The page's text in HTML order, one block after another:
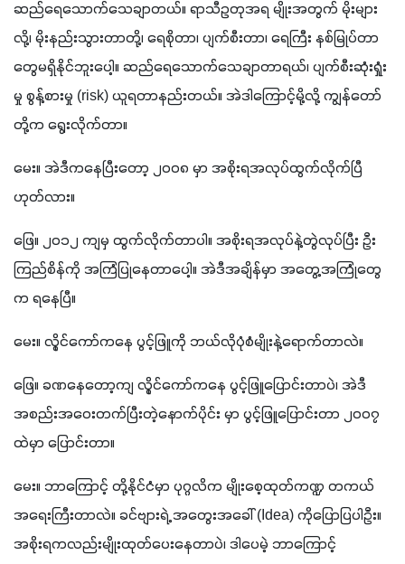
ဆည်ရေသောက်သေချာတယ်။ ရာသီဥတုအရ မျိုးအတွက် မိုးများ
လို့၊ မိုးနည်းသွားတာတို့၊ ရေစိုတာ၊ ပျက်စီးတာ၊ ရေကြီး နစ်မြုပ်တာ
တွေမရှိနိုင်ဘူးပေါ့။ ဆည်ရေသောက်သေချာတာရယ်၊ ပျက်စီးဆုံးရှုံး
မှု စွန့်စားမှု (risk) ယူရတာနည်းတယ်။ အဲဒါကြောင့်မို့လို့ ကျွန်တော်
တို့က ရွေးလိုက်တာ။
မေး။ အဲဒီကနေပြီးတော့ ၂၀၀၈ မှာ အစိုးရအလုပ်ထွက်လိုက်ပြီ
ဟုတ်လား။
ဖြေ။ ၂၀၁၂ ကျမှ ထွက်လိုက်တာပါ။ အစိုးရအလုပ်နဲ့တွဲလုပ်ပြီး ဦး
ကြည်စိန်ကို အကြံပြုနေတာပေါ့။ အဲဒီအချိန်မှာ အတွေ့အကြုံတွေ
က ရနေပြီ။
မေး။ လွိုင်ကော်ကနေ ပွင့်ဖြူကို ဘယ်လိုပုံစံမျိုးနဲ့ရောက်တာလဲ။
ဖြေ။ ခဏနေတော့ကျ လွိုင်ကော်ကနေ ပွင့်ဖြူပြောင်းတာပဲ၊ အဲဒီ
အစည်းအဝေးတက်ပြီးတဲ့နောက်ပိုင်း မှာ ပွင့်ဖြူပြောင်းတာ ၂၀၀၇
ထဲမှာ ပြောင်းတာ။
မေး။ ဘာကြောင့် တို့နိုင်ငံမှာ ပုဂ္ဂလိက မျိုးစေ့ထုတ်ကဏ္ဍ တကယ်
အရေးကြီးတာလဲ။ ခင်ဗျားရဲ့ အတွေးအခေါ် (Idea) ကိုပြောပြပါဦး။
အစိုးရကလည်းမျိုးထုတ်ပေးနေတာပဲ၊ ဒါပေမဲ့ ဘာကြောင့်